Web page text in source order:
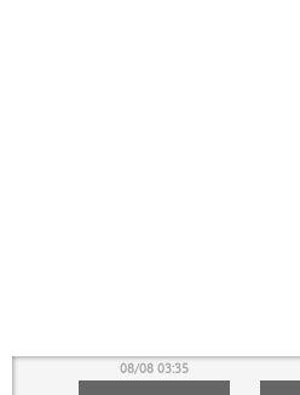
08/08 03:35